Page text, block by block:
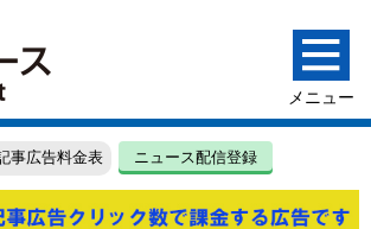
事広告料金表 ニュース配信登録